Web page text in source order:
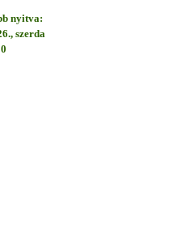
nyitva:
szerda